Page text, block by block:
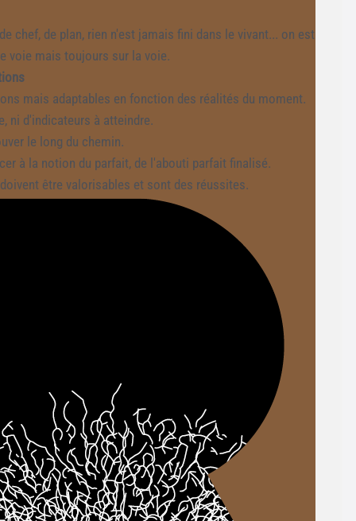
chef, de plan, rien n'est jamais fini dans le vivant... on est
voie mais toujours sur la voie.
mais adaptables en fonction des réalités du moment.
ni d'indicateurs à atteindre.
le long du chemin.
à la notion du parfait, de l'abouti parfait finalisé.
être valorisables et sont des réussites.